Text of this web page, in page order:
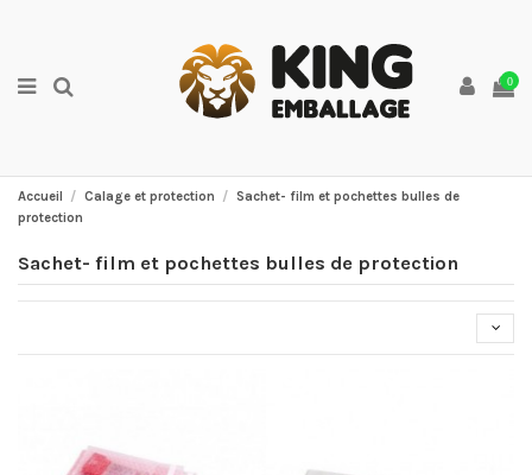
0
Accueil Calage et protection
Sachet- film et pochettes bulles de
protection
Sachet- film et pochettes bulles de protection